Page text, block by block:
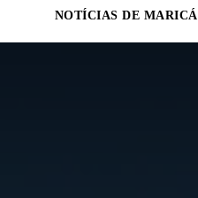
NOTÍCIAS DE MARICÁ